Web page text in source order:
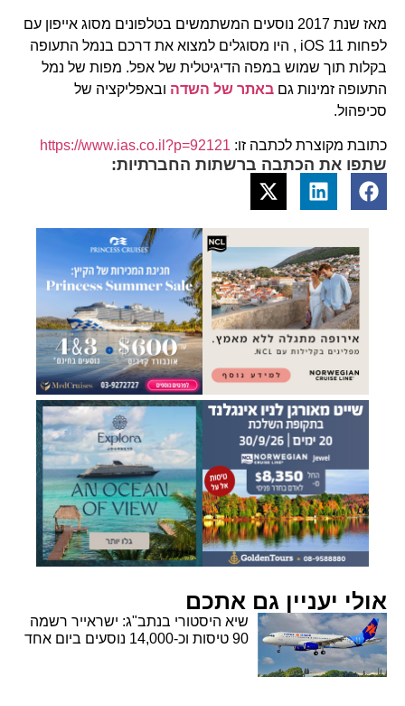
מאז שנת 2017 נוסעים המשתמשים בטלפונים מסוג אייפון עם
לפחות iOS 11 , היו מסוגלים למצוא את דרכם בנמל התעופה
בקלות תוך שמוש במפה הדיגיטלית של אפל. מפות של נמל
התעופה זמינות גם באתר של השדה ובאפליקציה של
סכיפהול.
כתובת מקוצרת לכתבה זו: https://www.ias.co.il?p=92121
שתפו את הכתבה ברשתות החברתיות:
אולי יעניין גם אתכם
שיא היסטורי בנתב"ג: ישראייר רשמה
90 טיסות וכ-14,000 נוסעים ביום אחד